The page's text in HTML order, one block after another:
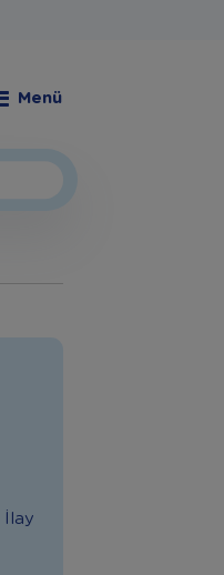
Menü
İlay